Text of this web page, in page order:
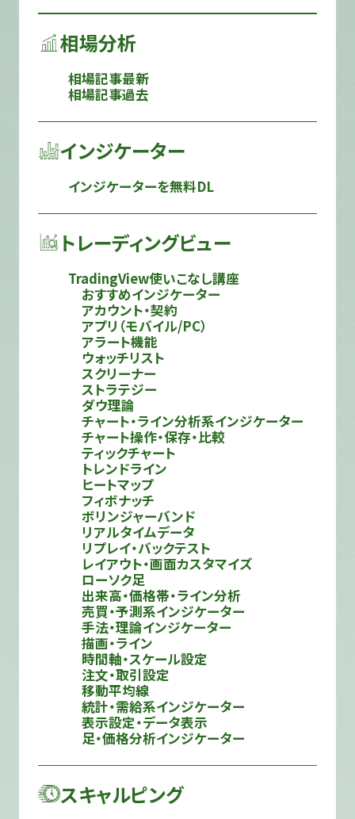
相場分析
相場記事最新
相場記事過去
インジケーター
インジケーターを無料DL
トレーディングビュー
TradingView使いこなし講座
おすすめインジケーター
アカウント・契約
アプリ（モバイル/PC）
アラート機能
ウォッチリスト
スクリーナー
ストラテジー
ダウ理論
チャート・ライン分析系インジケーター
チャート操作・保存・比較
ティックチャート
トレンドライン
ヒートマップ
フィボナッチ
ボリンジャーバンド
リアルタイムデータ
リプレイ・バックテスト
レイアウト・画面カスタマイズ
ローソク足
出来高・価格帯・ライン分析
売買・予測系インジケーター
手法・理論インジケーター
描画・ライン
時間軸・スケール設定
注文・取引設定
移動平均線
統計・需給系インジケーター
表示設定・データ表示
足・価格分析インジケーター
スキャルピング